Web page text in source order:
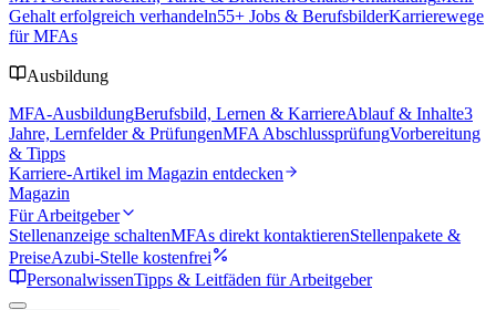
Gehalt erfolgreich verhandeln55+ Jobs & BerufsbilderKarrierewege
für MFAs
Ausbildung
MFA-AusbildungBerufsbild, Lernen & KarriereAblauf & Inhalte3
Jahre, Lernfelder & PrüfungenMFA AbschlussprüfungVorbereitung
& Tipps
Karriere-Artikel im Magazin entdecken
Magazin
Für Arbeitgeber
Stellenanzeige schaltenMFAs direkt kontaktierenStellenpakete &
PreiseAzubi-Stelle kostenfrei
PersonalwissenTipps & Leitfäden für Arbeitgeber